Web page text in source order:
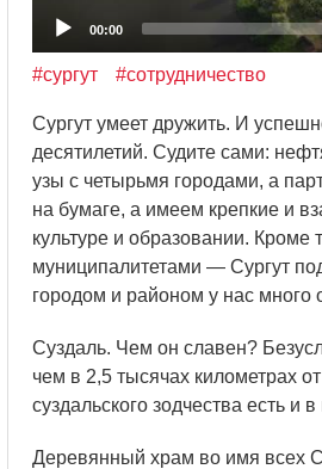
00:00
#сургут #сотрудничество
Сургут умеет дружить. И
десятилетий. Судите сами:
узы с четырьмя городами, а
на бумаге, а имеем крепкие и
культуре и образовании.
муниципалитетами — Сургут
городом и районом у нас много
Суздаль. Чем он славен?
чем в 2,5 тысячах километрах
суздальского зодчества есть и
Деревянный храм во имя всех